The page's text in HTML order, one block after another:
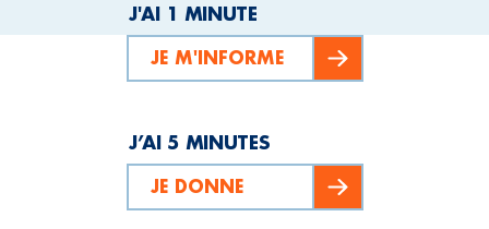
J'AI 1 MINUTE
JE M'INFORME
J’AI 5 MINUTES
JE DONNE